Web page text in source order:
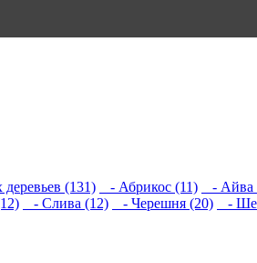
(131) - Абрикос (11) - Айва
- Слива (12) - Черешня (20) -